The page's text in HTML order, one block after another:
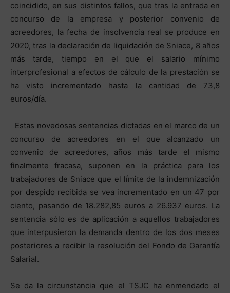
coincidido, en sus distintos fallos, que tras la entrada en
concurso de la empresa y posterior convenio de
acreedores, la fecha de insolvencia real se produce en
2020, tras la declaración de liquidación de Sniace, 8 años
más tarde, tiempo en el que el salario mínimo
interprofesional a efectos de cálculo de la prestación se
ha visto incrementado hasta la cantidad de 73,8
euros/día.
Estas novedosas sentencias dictadas en el marco de un
concurso de acreedores en el que alcanzado un
convenio de acreedores, años más tarde el mismo
finalmente fracasa, suponen en la práctica para los
trabajadores de Sniace que el límite de la indemnización
por despido recibida se vea incrementado en un 47 por
ciento, pasando de 18.282,85 euros a 26.937 euros. La
sentencia sólo es de aplicación a aquellos trabajadores
que interpusieron la demanda dentro de los dos meses
posteriores a recibir la resolución del Fondo de Garantía
Salarial.
Se da la circunstancia que el TSJC ha enmendado el